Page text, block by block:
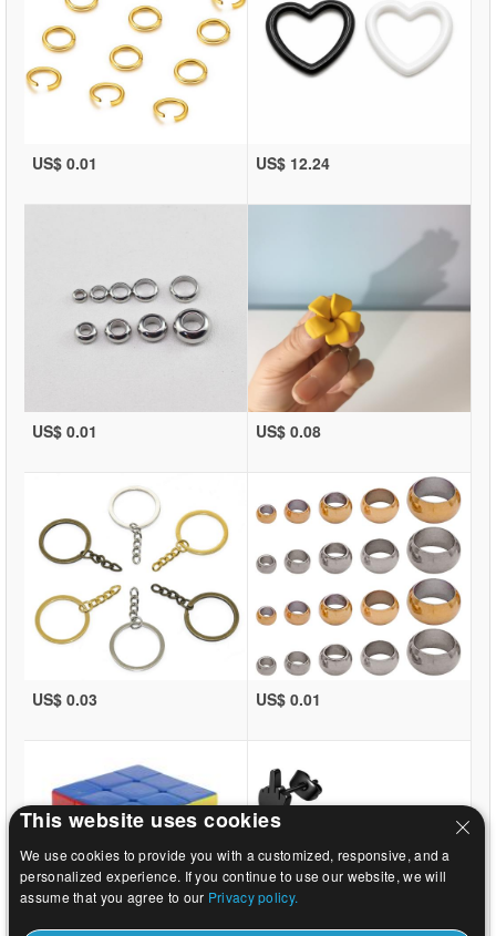
US$ 0.01 US$ 12.24
US$ 0.01 US$ 0.08
US$ 0.03 US$ 0.01
This website uses cookies
We use cookies to provide you with a customized, responsive, and a
personalized experience. If you continue to use our website, we will
assume that you agree to our Privacy policy.